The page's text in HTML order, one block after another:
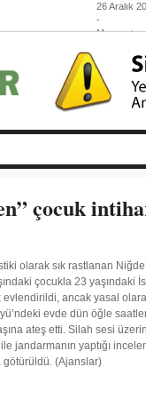
26 Aralık
-
Noel mesajı
26
Aralık
teslim
Aralık
2014-
kadar
Filistinli
tutsak
var?
26 Aralık
2014- Her
çocuk
olarak sık rastlanan
çocukla 23 yaşındaki
ancak yasal
evde dün öğle
ateş etti. Silah sesi
ile jandarmanın yaptığı
götürüldü. (Ajanslar)